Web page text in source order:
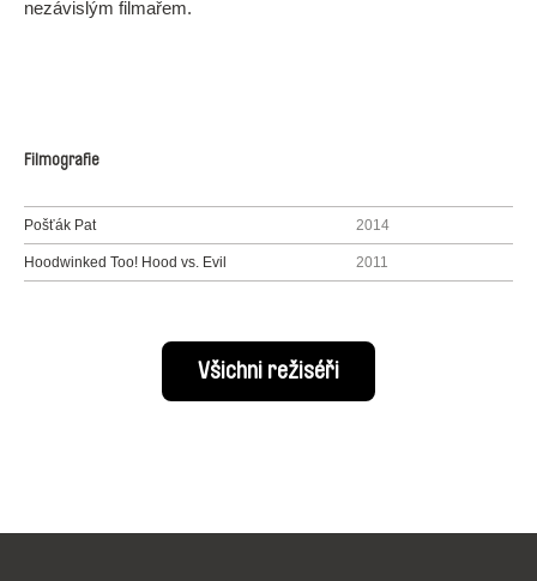
nezávislým filmařem.
Filmografie
Pošťák Pat 2014
Hoodwinked Too! Hood vs. Evil 2011
Všichni režiséři